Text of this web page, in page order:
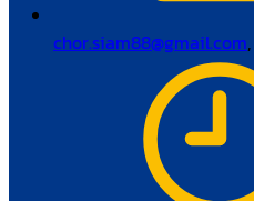
chor.siam88@gmail.com,